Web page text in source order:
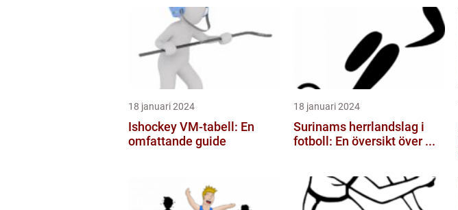
18 januari 2024
Ishockey VM-tabell: En
omfattande guide
18 januari 2024
Surinams herrlandslag i
fotboll: En översikt över ...